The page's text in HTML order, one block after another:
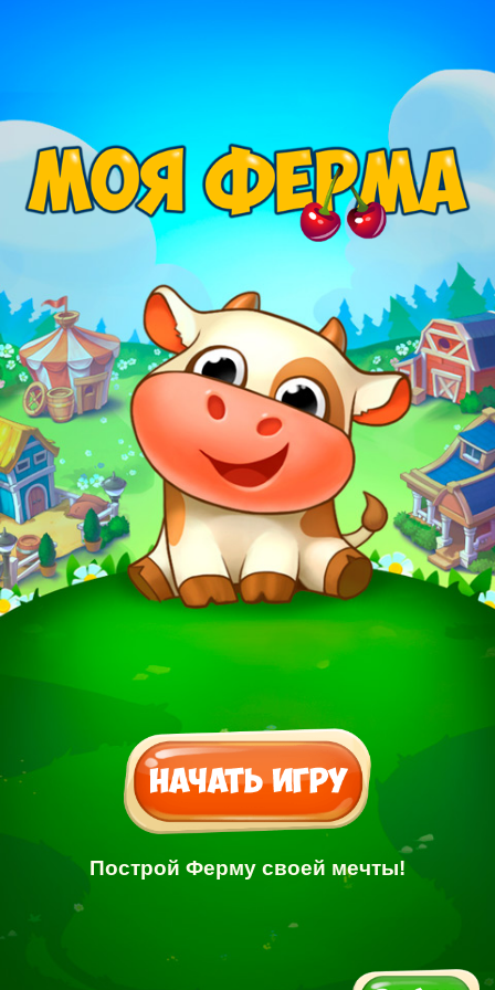
Построй Ферму своей мечты!